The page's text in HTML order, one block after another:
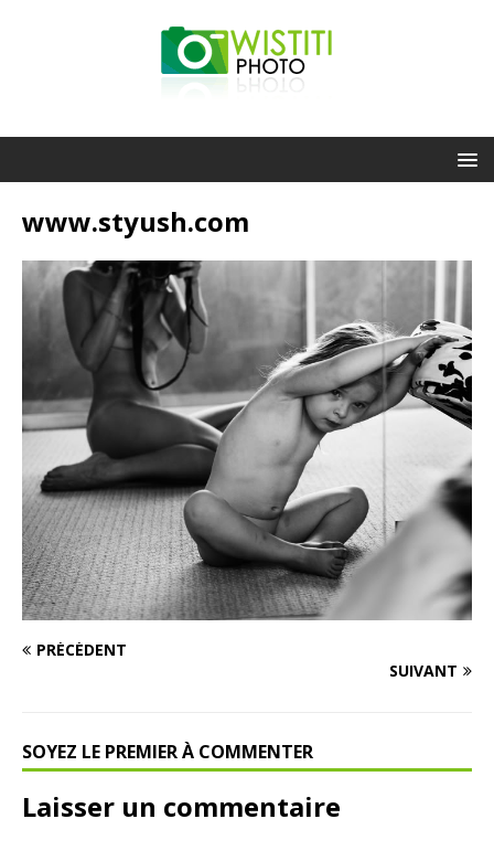
www.styush.com
PRÉCÉDENT
SUIVANT
SOYEZ LE PREMIER À COMMENTER
Laisser un commentaire